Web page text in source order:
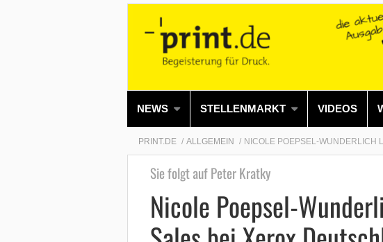
NEWS STELLENMARKT VIDEOS
PRINT.DE ALLGEMEIN NICOLE POEPSEL-WUNDERLICH
Sie folgt auf Peter Kratky
Nicole Poepsel-